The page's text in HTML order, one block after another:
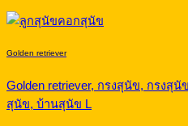
Golden retriever
Golden retriever, กรงสุนัข, กรงสุ
สุนัข, บ้านสุนัข L